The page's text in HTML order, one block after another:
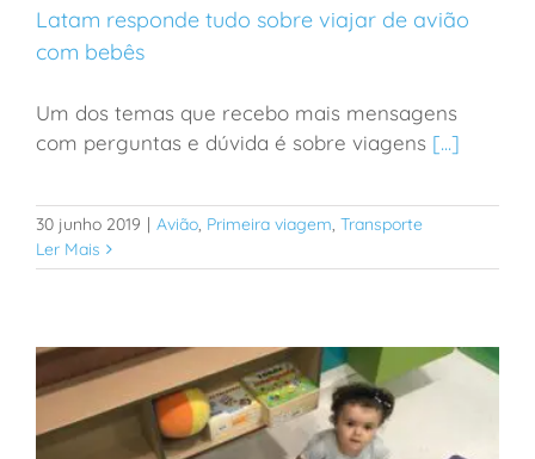
Latam responde tudo sobre viajar de avião com
bebês
Latam responde tudo sobre viajar de avião
com bebês
Um dos temas que recebo mais mensagens
com perguntas e dúvida é sobre viagens [...]
30 junho 2019 Avião, Primeira viagem, Transporte
Ler Mais